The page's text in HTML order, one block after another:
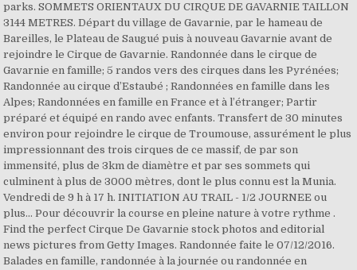
parks. SOMMETS ORIENTAUX DU CIRQUE DE GAVARNIE TAILLON
3144 METRES. Départ du village de Gavarnie, par le hameau de
Bareilles, le Plateau de Saugué puis à nouveau Gavarnie avant de
rejoindre le Cirque de Gavarnie. Randonnée dans le cirque de
Gavarnie en famille; 5 randos vers des cirques dans les Pyrénées;
Randonnée au cirque d’Estaubé ; Randonnées en famille dans les
Alpes; Randonnées en famille en France et à l’étranger; Partir
préparé et équipé en rando avec enfants. Transfert de 30 minutes
environ pour rejoindre le cirque de Troumouse, assurément le plus
impressionnant des trois cirques de ce massif, de par son
immensité, plus de 3km de diamètre et par ses sommets qui
culminent à plus de 3000 mètres, dont le plus connu est la Munia.
Vendredi de 9 h à 17 h. INITIATION AU TRAIL - 1/2 JOURNEE ou
plus... Pour découvrir la course en pleine nature à votre rythme .
Find the perfect Cirque De Gavarnie stock photos and editorial
news pictures from Getty Images. Randonnée faite le 07/12/2016.
Balades en famille, randonnée à la journée ou randonnée en